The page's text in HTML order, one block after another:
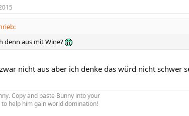
denn aus mit Wine?
nicht aus aber ich denke das würd nicht schwer
Copy and paste Bunny into your
to help him gain world domination!